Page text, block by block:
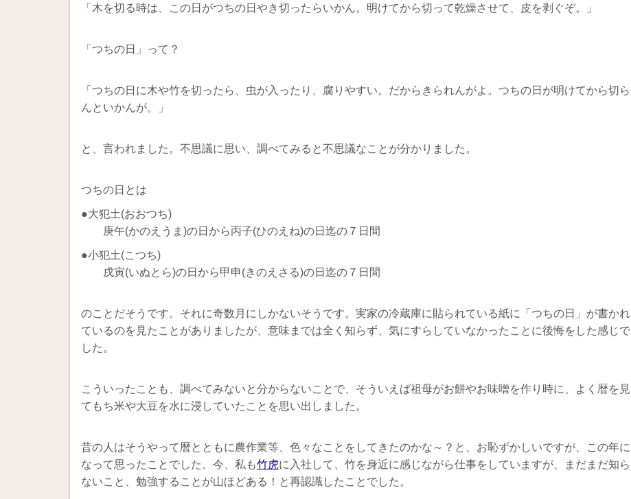
「木を切る時は、この日がつちの日やき切ったらいかん。明けてから切って乾燥させて、皮を剥ぐぞ。」
「つちの日」って？
「つちの日に木や竹を切ったら、虫が入ったり、腐りやすい。だからきられんがよ。つちの日が明けてから切ら
んといかんが。」
と、言われました。不思議に思い、調べてみると不思議なことが分かりました。
つちの日とは
●大犯土(おおつち)
庚午(かのえうま)の日から丙子(ひのえね)の日迄の７日間
●小犯土(こつち)
戌寅(いぬとら)の日から甲申(きのえさる)の日迄の７日間
のことだそうです。それに奇数月にしかないそうです。実家の冷蔵庫に貼られている紙に「つちの日」が書かれ
ているのを見たことがありましたが、意味までは全く知らず、気にすらしていなかったことに後悔をした感じで
した。
こういったことも、調べてみないと分からないことで、そういえば祖母がお餅やお味噌を作り時に、よく暦を見
てもち米や大豆を水に浸していたことを思い出しました。
昔の人はそうやって暦とともに農作業等、色々なことをしてきたのかな～？と、お恥ずかしいですが、この年に
なって思ったことでした。今、私も竹虎に入社して、竹を身近に感じながら仕事をしていますが、まだまだ知ら
ないこと、勉強することが山ほどある！と再認識したことでした。